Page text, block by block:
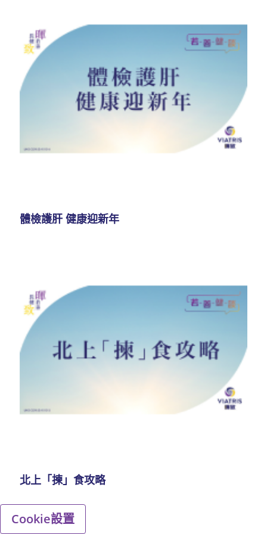
體檢護肝 健康迎新年
北上「揀」食攻略
Cookie設置